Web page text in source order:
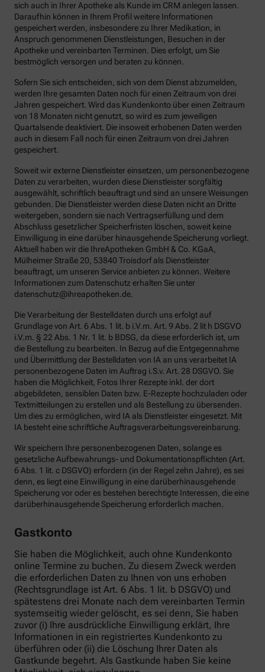
sich auch in Ihrer Apotheke als Kunde im CRM anlegen lassen.
Daraufhin können in Ihrem Profil weitere Informationen
gespeichert werden, insbesondere zu Ihrer Medikation, in
Anspruch genommenen Dienstleistungen, Besuchen in der
Apotheke und vereinbarten Terminen. Dies erfolgt, um Sie
bestmöglich versorgen und beraten zu können.
Sofern Sie sich entscheiden, sich von dem Dienst abzumelden,
werden Ihre gesamten Daten noch für einen Zeitraum von drei
Jahren gespeichert. Wird das Kundenkonto über einen Zeitraum
von 18 Monaten nicht genutzt, so wird es zum jeweiligen
Quartalsende deaktiviert. Die insoweit erhobenen Daten werden
auch in diesem Fall noch für einen Zeitraum von drei Jahren
gespeichert.
Soweit wir externe Dienstleister einsetzen, um personenbezogene
Daten zu verarbeiten, wurden diese Dienstleister sorgfältig
ausgewählt, schriftlich beauftragt und sind an unsere Weisungen
gebunden. Die Dienstleister werden diese Daten nicht an Dritte
weitergeben, sondern sie nach Vertragserfüllung und dem
Abschluss gesetzlicher Speicherfristen löschen, soweit keine
Einwilligung in eine darüber hinausgehende Speicherung vorliegt.
Aktuell haben wir die IhreApotheken GmbH & Co. KGaA,
Mülheimer Straße 20, 53840 Troisdorf als Dienstleister
beauftragt, um unseren Service anbieten zu können. Weitere
Informationen zum Datenschutz erhalten Sie unter
datenschutz@ihreapotheken.de.
Die Verarbeitung der Bestelldaten durch uns erfolgt auf
Grundlage von Art. 6 Abs. 1 lit. b i.V.m. Art. 9 Abs. 2 lit h DSGVO
i.V.m. § 22 Abs. 1 Nr. 1 lit. b BDSG, da diese erforderlich ist, um
die Bestellung zu bearbeiten. In Bezug auf die Entgegennahme
und Übermittlung der Bestelldaten von IA an uns verarbeitet IA
personenbezogene Daten im Auftrag i.S.v. Art. 28 DSGVO. Sie
haben die Möglichkeit, Fotos Ihrer Rezepte inkl. der dort
abgebildeten, sensiblen Daten bzw. E-Rezepte hochzuladen oder
Textmitteilungen zu erstellen und als Bestellung zu übersenden.
Um dies zu ermöglichen, wird IA als Dienstleister eingesetzt. Mit
IA besteht eine schriftliche Auftragsverarbeitungsvereinbarung.
Wir speichern Ihre personenbezogenen Daten, solange es
gesetzliche Aufbewahrungs- und Dokumentationspflichten (Art.
6 Abs. 1 lit. c DSGVO) erfordern (in der Regel zehn Jahre), es sei
denn, es liegt eine Einwilligung in eine darüberhinausgehende
Speicherung vor oder es bestehen berechtigte Interessen, die eine
darüberhinausgehende Speicherung erforderlich machen.
Gastkonto
Sie haben die Möglichkeit, auch ohne Kundenkonto
online Termine zu buchen. Zu diesem Zweck werden
die erforderlichen Daten zu Ihnen von uns erhoben
(Rechtsgrundlage ist Art. 6 Abs. 1 lit. b DSGVO) und
spätestens drei Monate nach dem vereinbarten Termin
systemseitig wieder gelöscht, es sei denn, Sie haben
zuvor (i) Ihre ausdrückliche Einwilligung erklärt, Ihre
Informationen in ein registriertes Kundenkonto zu
überführen oder (ii) die Löschung Ihrer Daten als
Gastkunde begehrt. Als Gastkunde haben Sie keine